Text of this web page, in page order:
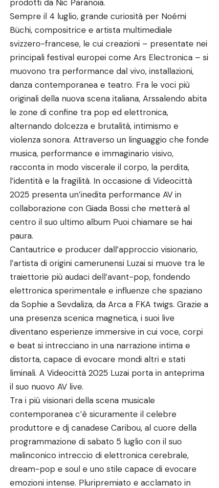
prodotti da Nic Paranoia.
Sempre il 4 luglio, grande curiosità per Noémi
Büchi, compositrice e artista multimediale
svizzero-francese, le cui creazioni – presentate nei
principali festival europei come Ars Electronica – si
muovono tra performance dal vivo, installazioni,
danza contemporanea e teatro. Fra le voci più
originali della nuova scena italiana, Arssalendo abita
le zone di confine tra pop ed elettronica,
alternando dolcezza e brutalità, intimismo e
violenza sonora. Attraverso un linguaggio che fonde
musica, performance e immaginario visivo,
racconta in modo viscerale il corpo, la perdita,
l’identità e la fragilità. In occasione di Videocittà
2025 presenta un’inedita performance AV in
collaborazione con Giada Bossi che metterà al
centro il suo ultimo album Puoi chiamare se hai
paura.
Cantautrice e producer dall’approccio visionario,
l’artista di origini camerunensi Luzai si muove tra le
traiettorie più audaci dell’avant-pop, fondendo
elettronica sperimentale e influenze che spaziano
da Sophie a Sevdaliza, da Arca a FKA twigs. Grazie a
una presenza scenica magnetica, i suoi live
diventano esperienze immersive in cui voce, corpi
e beat si intrecciano in una narrazione intima e
distorta, capace di evocare mondi altri e stati
liminali. A Videocittà 2025 Luzai porta in anteprima
il suo nuovo AV live.
Tra i più visionari della scena musicale
contemporanea c’è sicuramente il celebre
produttore e dj canadese Caribou, al cuore della
programmazione di sabato 5 luglio con il suo
malinconico intreccio di elettronica cerebrale,
dream-pop e soul e uno stile capace di evocare
emozioni intense. Pluripremiato e acclamato in